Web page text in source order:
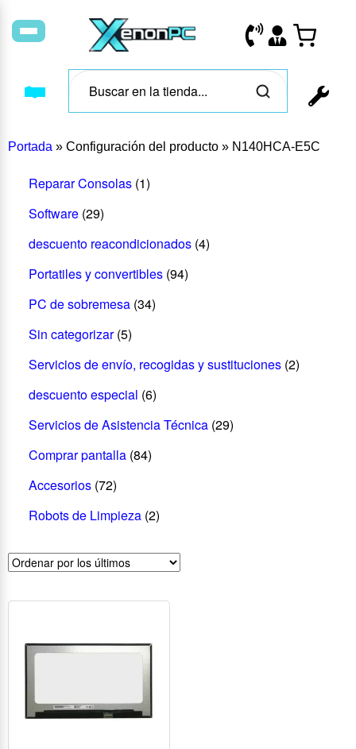
Portada » Configuración del producto » N140HCA-E5C
Reparar Consolas (1)
Software (29)
descuento reacondicionados (4)
Portatiles y convertibles (94)
PC de sobremesa (34)
Sin categorizar (5)
Servicios de envío, recogidas y sustituciones (2)
descuento especial (6)
Servicios de Asistencia Técnica (29)
Comprar pantalla (84)
Accesorios (72)
Robots de Limpieza (2)